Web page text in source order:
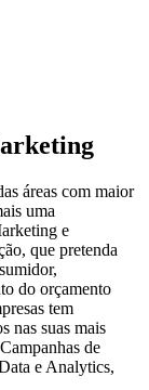
áreas com maior
uma
e
que pretenda
do orçamento
tem
nas suas mais
de
e Analytics,